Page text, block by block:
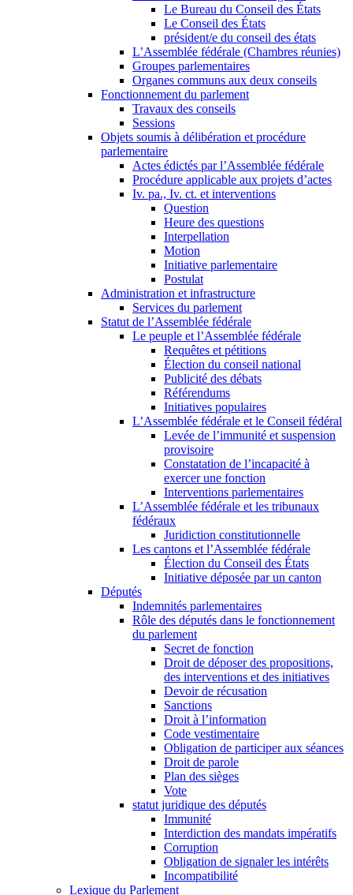
Le Bureau du Conseil des États
Le Conseil des États
président/e du conseil des états
L’Assemblée fédérale (Chambres réunies)
Groupes parlementaires
Organes communs aux deux conseils
Fonctionnement du parlement
Travaux des conseils
Sessions
Objets soumis à délibération et procédure
parlementaire
Actes édictés par l’Assemblée fédérale
Procédure applicable aux projets d’actes
Iv. pa., Iv. ct. et interventions
Question
Heure des questions
Interpellation
Motion
Initiative parlementaire
Postulat
Administration et infrastructure
Services du parlement
Statut de l’Assemblée fédérale
Le peuple et l’Assemblée fédérale
Requêtes et pétitions
Élection du conseil national
Publicité des débats
Référendums
Initiatives populaires
L’Assemblée fédérale et le Conseil fédéral
Levée de l’immunité et suspension
provisoire
Constatation de l’incapacité à
exercer une fonction
Interventions parlementaires
L’Assemblée fédérale et les tribunaux
fédéraux
Juridiction constitutionnelle
Les cantons et l’Assemblée fédérale
Élection du Conseil des États
Initiative déposée par un canton
Députés
Indemnités parlementaires
Rôle des députés dans le fonctionnement
du parlement
Secret de fonction
Droit de déposer des propositions,
des interventions et des initiatives
Devoir de récusation
Sanctions
Droit à l’information
Code vestimentaire
Obligation de participer aux séances
Droit de parole
Plan des sièges
Vote
statut juridique des députés
Immunité
Interdiction des mandats impératifs
Corruption
Obligation de signaler les intérêts
Incompatibilité
Lexique du Parlement